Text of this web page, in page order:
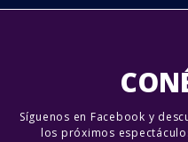
Síguenos en Facebook y
los próximos